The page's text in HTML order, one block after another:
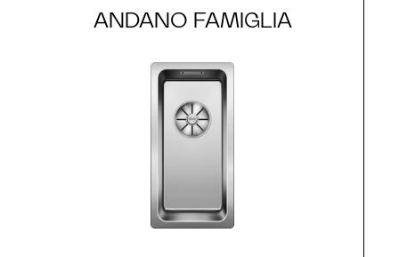
ANDANO FAMIGLIA